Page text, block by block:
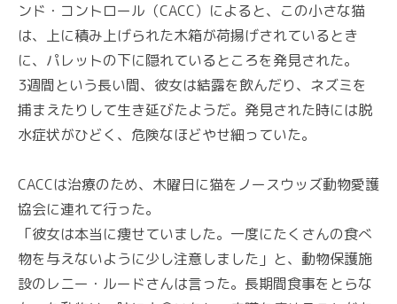
ンド・コントロール（CACC）によると、この小さな猫
は、上に積み上げられた木箱が荷揚げされているとき
に、パレットの下に隠れているところを発見された。
3週間という長い間、彼女は結露を飲んだり、ネズミを
捕まえたりして生き延びたようだ。発見された時には脱
水症状がひどく、危険なほどやせ細っていた。
CACCは治療のため、木曜日に猫をノースウッズ動物愛護
協会に連れて行った。
「彼女は本当に痩せていました。一度にたくさんの食べ
物を与えないように少し注意しました」と、動物保護施
設のレニー・ルードさんは言った。長期間食事をとらな